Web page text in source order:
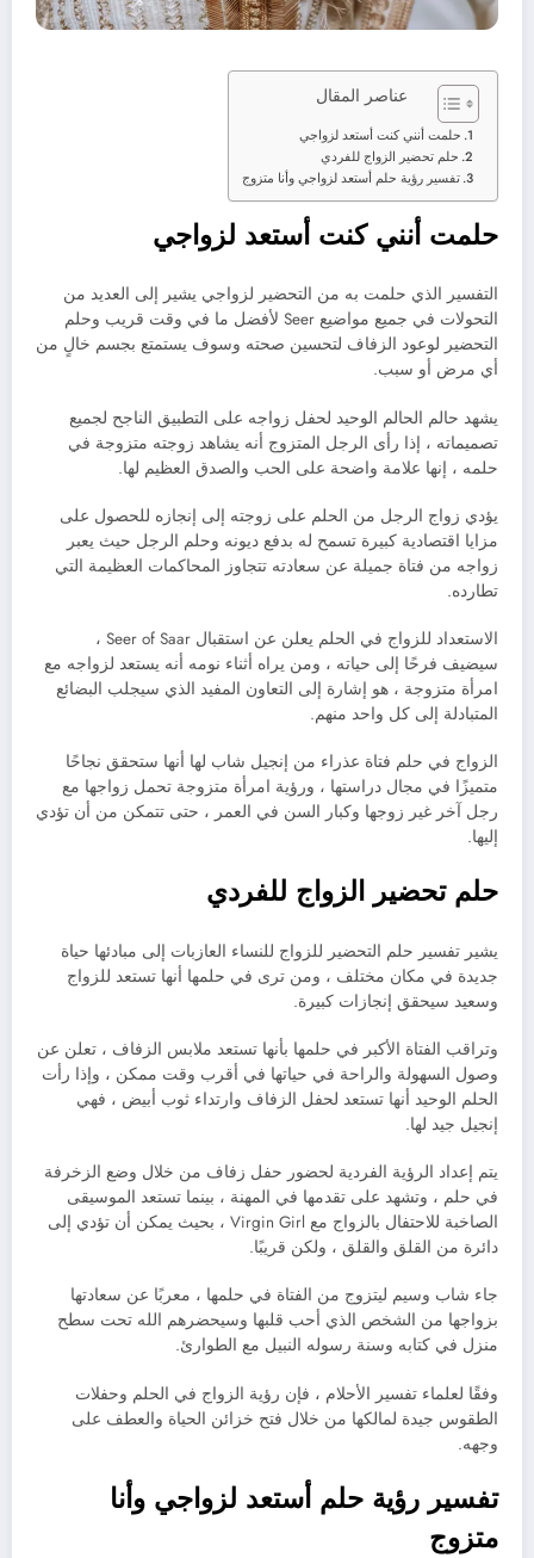
عناصر المقال
حلمت أنني كنت أستعد لزواجي
حلم تحضير الزواج للفردي
تفسير رؤية حلم أستعد لزواجي وأنا متزوج
حلمت أنني كنت أستعد لزواجي
التفسير الذي حلمت به من التحضير لزواجي يشير إلى العديد من
التحولات في جميع مواضيع Seer لأفضل ما في وقت قريب وحلم
التحضير لوعود الزفاف لتحسين صحته وسوف يستمتع بجسم خالٍ من
أي مرض أو سبب.
يشهد حالم الحالم الوحيد لحفل زواجه على التطبيق الناجح لجميع
تصميماته ، إذا رأى الرجل المتزوج أنه يشاهد زوجته متزوجة في
حلمه ، إنها علامة واضحة على الحب والصدق العظيم لها.
يؤدي زواج الرجل من الحلم على زوجته إلى إنجازه للحصول على
مزايا اقتصادية كبيرة تسمح له بدفع ديونه وحلم الرجل حيث يعبر
زواجه من فتاة جميلة عن سعادته تتجاوز المحاكمات العظيمة التي
تطارده.
الاستعداد للزواج في الحلم يعلن عن استقبال Seer of Saar ،
سيضيف فرحًا إلى حياته ، ومن يراه أثناء نومه أنه يستعد لزواجه مع
امرأة متزوجة ، هو إشارة إلى التعاون المفيد الذي سيجلب البضائع
المتبادلة إلى كل واحد منهم.
الزواج في حلم فتاة عذراء من إنجيل شاب لها أنها ستحقق نجاحًا
متميزًا في مجال دراستها ، ورؤية امرأة متزوجة تحمل زواجها مع
رجل آخر غير زوجها وكبار السن في العمر ، حتى تتمكن من أن تؤدي
إليها.
حلم تحضير الزواج للفردي
يشير تفسير حلم التحضير للزواج للنساء العازبات إلى مبادئها حياة
جديدة في مكان مختلف ، ومن ترى في حلمها أنها تستعد للزواج
وسعيد سيحقق إنجازات كبيرة.
وتراقب الفتاة الأكبر في حلمها بأنها تستعد ملابس الزفاف ، تعلن عن
وصول السهولة والراحة في حياتها في أقرب وقت ممكن ، وإذا رأت
الحلم الوحيد أنها تستعد لحفل الزفاف وارتداء ثوب أبيض ، فهي
إنجيل جيد لها.
يتم إعداد الرؤية الفردية لحضور حفل زفاف من خلال وضع الزخرفة
في حلم ، وتشهد على تقدمها في المهنة ، بينما تستعد الموسيقى
الصاخبة للاحتفال بالزواج مع Virgin Girl ، بحيث يمكن أن تؤدي إلى
دائرة من القلق والقلق ، ولكن قريبًا.
جاء شاب وسيم ليتزوج من الفتاة في حلمها ، معربًا عن سعادتها
بزواجها من الشخص الذي أحب قلبها وسيحضرهم الله تحت سطح
منزل في كتابه وسنة رسوله النبيل مع الطوارئ.
وفقًا لعلماء تفسير الأحلام ، فإن رؤية الزواج في الحلم وحفلات
الطقوس جيدة لمالكها من خلال فتح خزائن الحياة والعطف على
وجهه.
تفسير رؤية حلم أستعد لزواجي وأنا
متزوج